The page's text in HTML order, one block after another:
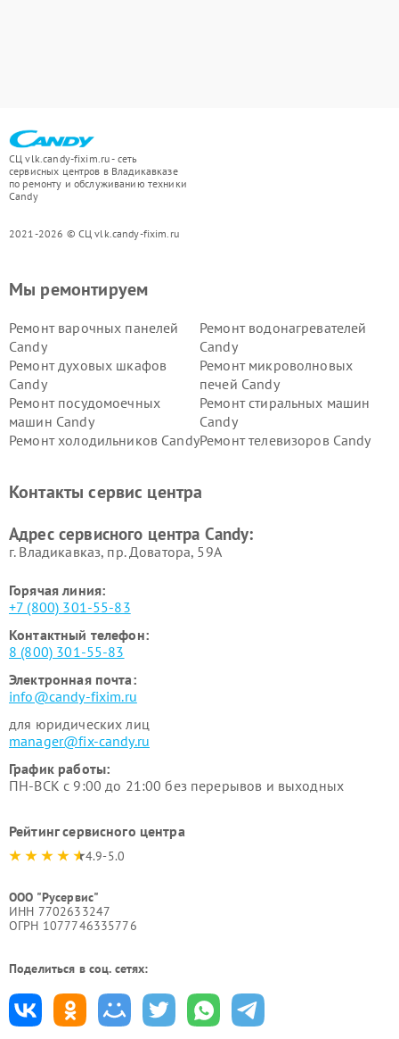
СЦ vlk.candy-fixim.ru - сеть
сервисных центров в Владикавказе
по ремонту и обслуживанию техники
Candy
2021-2026 © СЦ vlk.candy-fixim.ru
Мы ремонтируем
Ремонт варочных панелей
Candy
Ремонт водонагревателей
Candy
Ремонт духовых шкафов
Candy
Ремонт микроволновых
печей Candy
Ремонт посудомоечных
машин Candy
Ремонт стиральных машин
Candy
Ремонт холодильников CandyРемонт телевизоров Candy
Контакты сервис центра
Адрес сервисного центра Candy:
г. Владикавказ, пр. Доватора, 59А
Горячая линия:
+7 (800) 301-55-83
Контактный телефон:
8 (800) 301-55-83
Электронная почта:
info@candy-fixim.ru
для юридических лиц
manager@fix-candy.ru
График работы:
ПН-ВСК с 9:00 до 21:00 без перерывов и выходных
Рейтинг сервисного центра
4.9-5.0
ООО "Русервис"
ИНН 7702633247
ОГРН 1077746335776
Поделиться в соц. сетях: